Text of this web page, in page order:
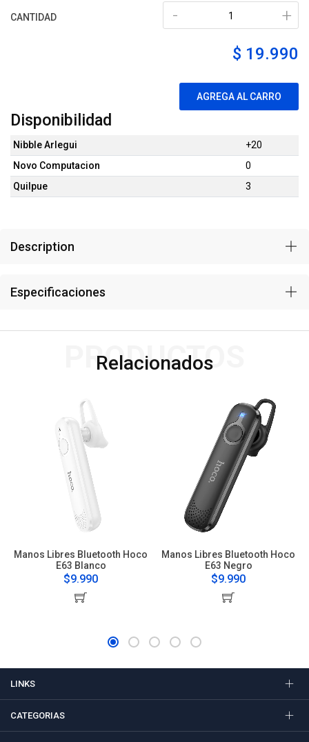
CANTIDAD +
-
$ 19.990
AGREGA AL CARRO
Disponibilidad
Nibble Arlegui
+20
Novo Computacion
0
Quilpue
3
Description
Especificaciones
Relacionados
PRODUCTOS
Manos Libres Bluetooth Hoco
E63 Blanco
$9.990
Manos Libres Bluetooth Hoco
E63 Negro
$9.990
LINKS
CATEGORIAS